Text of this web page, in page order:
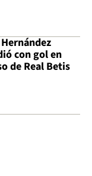
Hernández
con gol en
de Real Betis